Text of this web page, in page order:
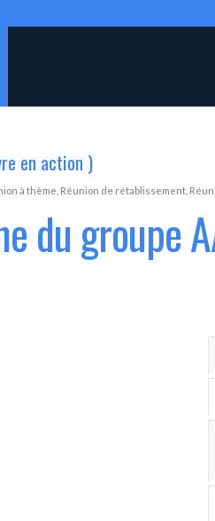
en action )
à thème Réunion de rétablissement
du groupe